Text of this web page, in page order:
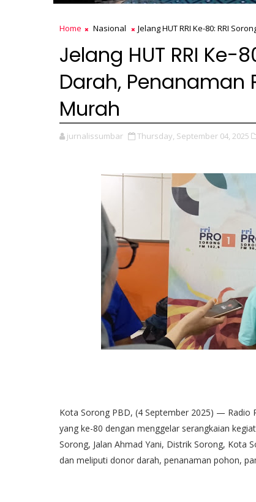
Home Nasional Jelang HUT RRI Ke-80: RRI
Jelang HUT RRI Ke-
Darah, Penanaman
Murah
jurnalissumbar Thursday, September 04, 2025
Kota Sorong PBD, (4 September 2025) — Radio
yang ke-80 dengan menggelar serangkaian
Sorong, Jalan Ahmad Yani, Distrik Sorong, Kota
dan meliputi donor darah, penanaman pohon,